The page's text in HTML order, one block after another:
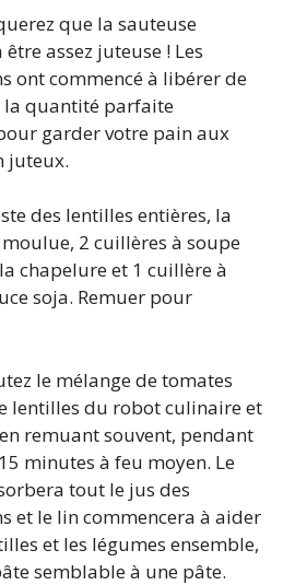
que la sauteuse
assez juteuse ! Les
ont commencé à libérer de
la quantité parfaite
garder votre pain aux
juteux.
des lentilles entières, la
2 cuillères à soupe
chapelure et 1 cuillère à
soja. Remuer pour
le mélange de tomates
lentilles du robot culinaire et
remuant souvent, pendant
minutes à feu moyen. Le
tout le jus des
et le lin commencera à aider
et les légumes ensemble,
semblable à une pâte.